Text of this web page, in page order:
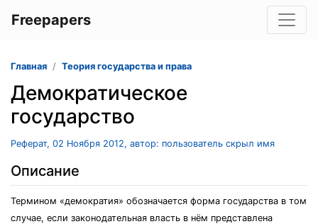
Freepapers
Главная Теория государства и права
Демократическое
государство
Реферат, 02 Ноября 2012, автор: пользователь скрыл имя
Описание
Термином «демократия» обозначается форма государства в том
случае, если законодательная власть в нём представлена